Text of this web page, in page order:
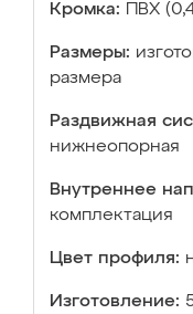
Кромка: ПВХ
Размеры:
размера
Раздвижная
нижнеопорная
Внутреннее
комплектация
Цвет профиля:
Изготовление: